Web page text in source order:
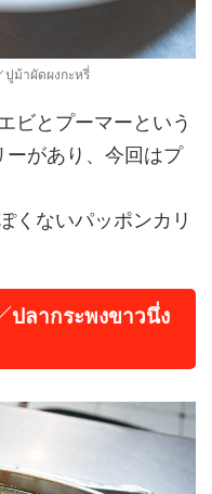
ปูม้าผัดผงกะหรี่
ビとプーマーという
があり、今回はプ
くないパッポンカリ
ปลากระพงขาวนึ่ง